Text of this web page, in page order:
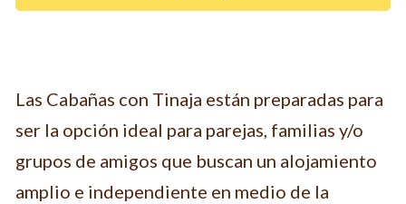
Las Cabañas con Tinaja están preparadas para
ser la opción ideal para parejas, familias y/o
grupos de amigos que buscan un alojamiento
amplio e independiente en medio de la